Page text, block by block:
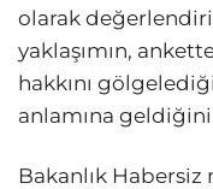
olarak
yaklaşımın,
hakkını
anlamına
Bakanlık Habersiz